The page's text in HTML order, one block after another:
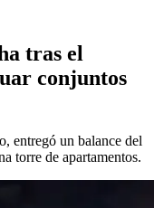
tras el
conjuntos
entregó un balance del
torre de apartamentos.